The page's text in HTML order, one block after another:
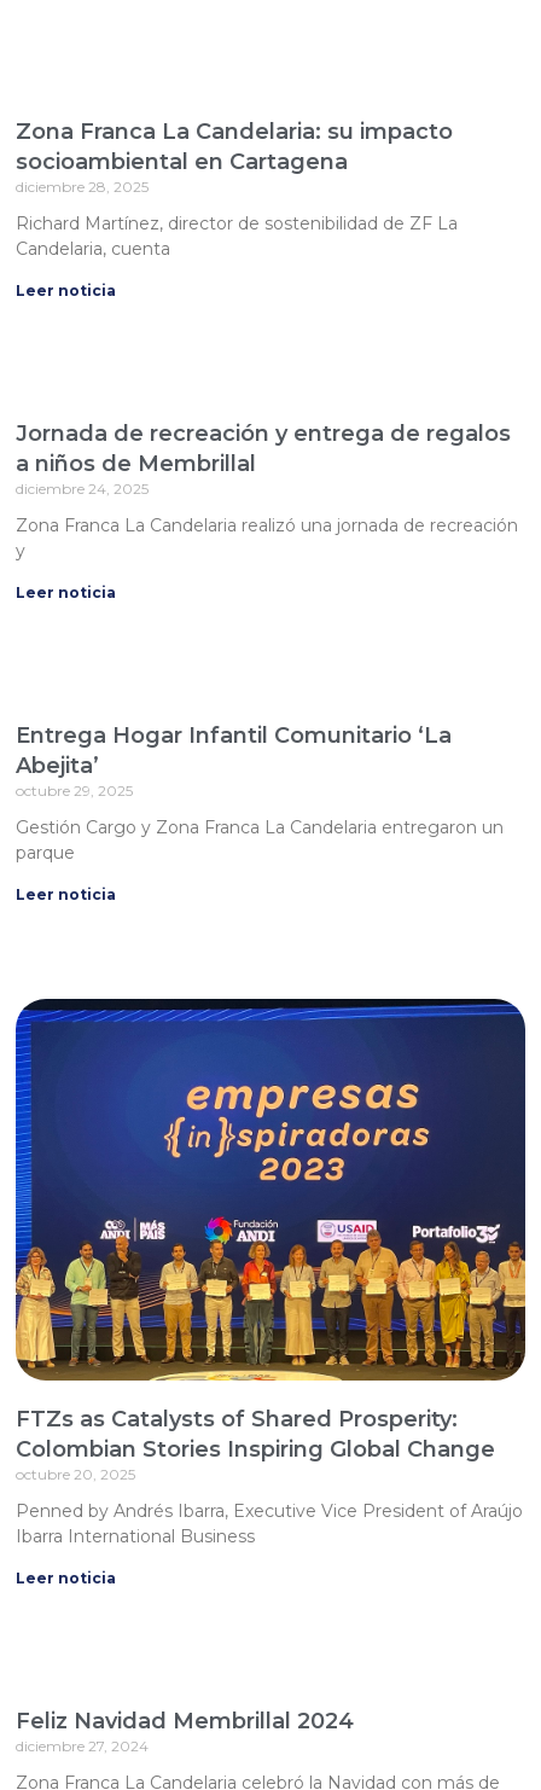
Zona Franca La Candelaria: su impacto
socioambiental en Cartagena
diciembre 28, 2025
Richard Martínez, director de sostenibilidad de ZF La
Candelaria, cuenta
Leer noticia
Jornada de recreación y entrega de regalos
a niños de Membrillal
diciembre 24, 2025
Zona Franca La Candelaria realizó una jornada de recreación
y
Leer noticia
Entrega Hogar Infantil Comunitario ‘La
Abejita’
octubre 29, 2025
Gestión Cargo y Zona Franca La Candelaria entregaron un
parque
Leer noticia
FTZs as Catalysts of Shared Prosperity:
Colombian Stories Inspiring Global Change
octubre 20, 2025
Penned by Andrés Ibarra, Executive Vice President of Araújo
Ibarra International Business
Leer noticia
Feliz Navidad Membrillal 2024
diciembre 27, 2024
Zona Franca La Candelaria celebró la Navidad con más de